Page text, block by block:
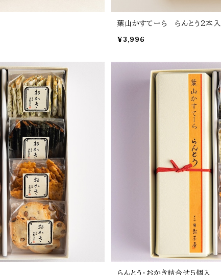
葉山かすてーら らんとう２本入
¥3,996
らんとう・おかき詰合せ５個入